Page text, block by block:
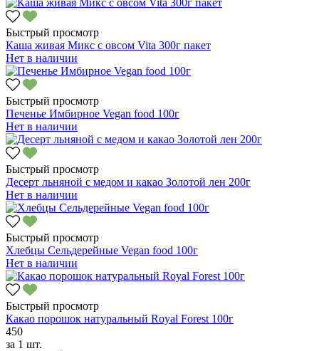
Быстрый просмотр
Каша живая Микс с овсом Vita 300г пакет
Нет в наличии
Быстрый просмотр
Печенье Имбирное Vegan food 100г
Нет в наличии
Быстрый просмотр
Десерт льняной с медом и какао Золотой лен 200г
Нет в наличии
Быстрый просмотр
Хлебцы Сельдерейные Vegan food 100г
Нет в наличии
Быстрый просмотр
Какао порошок натуральный Royal Forest 100г
450
за 1 шт.